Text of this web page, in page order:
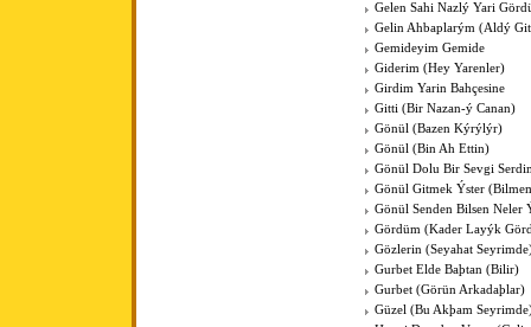
Gelen Sahi Nazlý Yari
Gelin Ahbaplarým (Aldý
Gemideyim Gemide
Giderim (Hey Yarenler)
Girdim Yarin Bahçesine
Gitti (Bir Nazan-ý Canan)
Gönül (Bazen Kýrýlýr)
Gönül (Bin Ah Ettin)
Gönül Dolu Bir Sevgi
Gönül Gitmek Ýster
Gönül Senden Bilsen Neler
Gördüm (Kader Layýk
Gözlerin (Seyahat
Gurbet Elde Baþtan (Bilir)
Gurbet (Görün Arkadaþlar)
Güzel (Bu Akþam